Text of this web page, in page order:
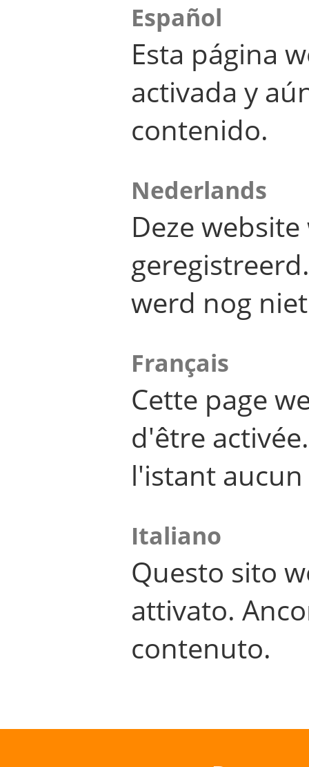
Español
Esta página
activada y
contenido.
Nederlands
Deze
werd nog
Français
Cette page
d'être
l'istant
Italiano
Questo sito
attivato.
contenuto.